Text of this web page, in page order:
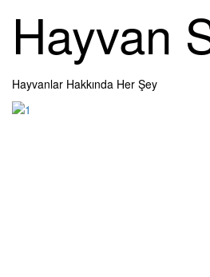
content
Hayvan
Hayvanlar Hakkında Her Şey